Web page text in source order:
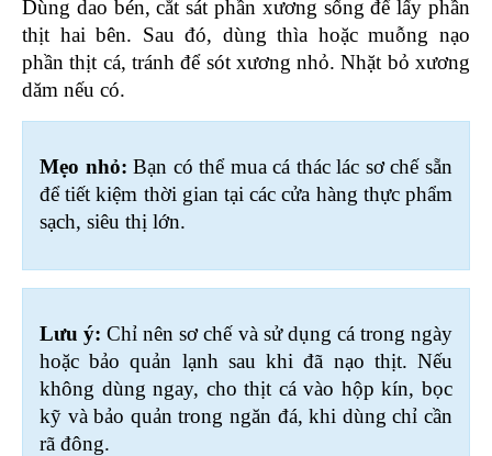
Dùng dao bén, cắt sát phần xương sống để lấy phần
thịt hai bên. Sau đó, dùng thìa hoặc muỗng nạo
phần thịt cá, tránh để sót xương nhỏ. Nhặt bỏ xương
dăm nếu có.
Mẹo nhỏ: Bạn có thể mua cá thác lác sơ chế sẵn
để tiết kiệm thời gian tại các cửa hàng thực phẩm
sạch, siêu thị lớn.
Lưu ý: Chỉ nên sơ chế và sử dụng cá trong ngày
hoặc bảo quản lạnh sau khi đã nạo thịt. Nếu
không dùng ngay, cho thịt cá vào hộp kín, bọc
kỹ và bảo quản trong ngăn đá, khi dùng chỉ cần
rã đông.